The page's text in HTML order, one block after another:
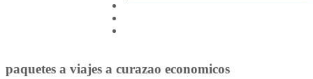
paquetes a viajes a curazao economicos